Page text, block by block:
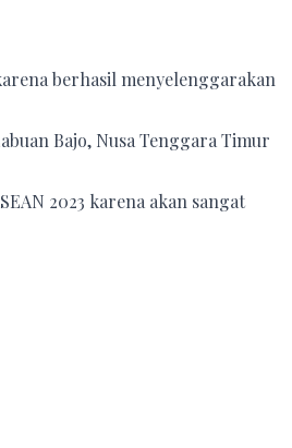
berhasil menyelenggarakan
Bajo, Nusa Tenggara Timur
2023 karena akan sangat